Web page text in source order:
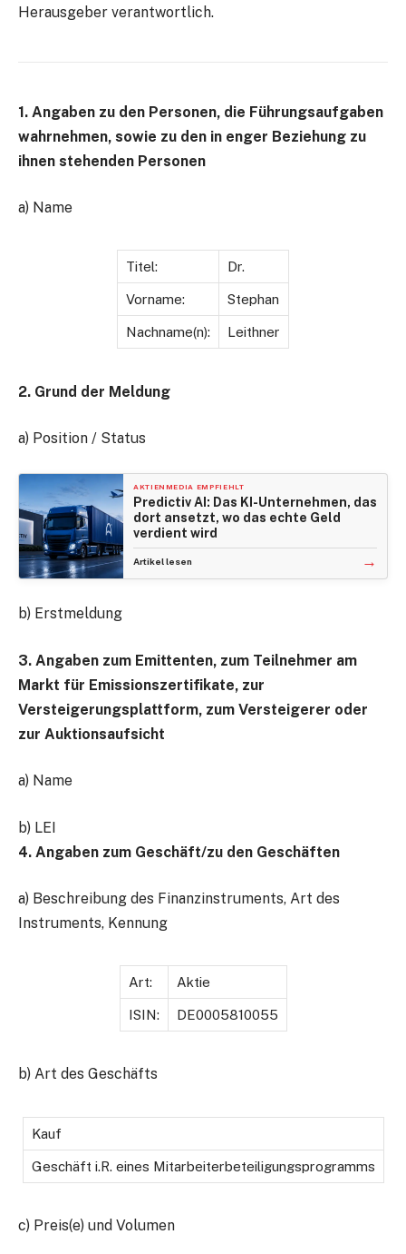
Herausgeber verantwortlich.
1. Angaben zu den Personen, die Führungsaufgaben
wahrnehmen, sowie zu den in enger Beziehung zu
ihnen stehenden Personen
a) Name
Titel: Dr.
Vorname: Stephan
Nachname(n): Leithner
2. Grund der Meldung
a) Position / Status
AKTIENMEDIA EMPFIEHLT
Predictiv AI: Das KI-Unternehmen, das
dort ansetzt, wo das echte Geld
verdient wird
Artikel lesen →
b) Erstmeldung
3. Angaben zum Emittenten, zum Teilnehmer am
Markt für Emissionszertifikate, zur
Versteigerungsplattform, zum Versteigerer oder
zur Auktionsaufsicht
a) Name
b) LEI
4. Angaben zum Geschäft/zu den Geschäften
a) Beschreibung des Finanzinstruments, Art des
Instruments, Kennung
Art: Aktie
ISIN: DE0005810055
b) Art des Geschäfts
Kauf
Geschäft i.R. eines Mitarbeiterbeteiligungsprogramms
c) Preis(e) und Volumen